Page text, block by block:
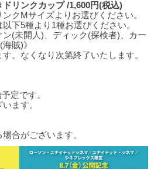
リンクカップ /1,600円(税込)
クMサイズよりお選びください。
下5種より1種お選びください。
(未開人)、ディック(探検者)、カー
賊)》
。なくなり次第終了いたします。
定です。
ます。
合がございます。